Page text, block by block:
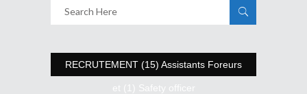
RECRUTEMENT (15) Assistants Foreurs
et (1) Safety officer